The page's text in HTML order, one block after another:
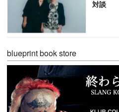
対談
blueprint book store